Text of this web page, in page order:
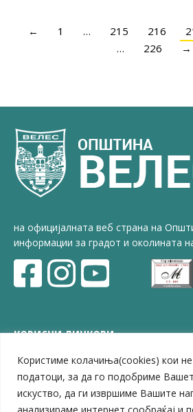
Користиме колачиња(cookies) кои
податоци, за да го подобриме
искуство, да ги извршиме Вашите
анализираме интернет сообраќај и
← 1 … 215 216
…
226 →
на официјалната веб страна на
информации за градот и околината
КОРИСНИ ЛИНКОВИ
ЗЕЛС – Заедница на единиците на
Центар за развој на Вардарски
Јавно комунално претпријатие
ЈПССО „Парк – спорт и паркинзи“